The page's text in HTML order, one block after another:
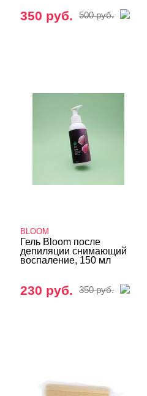
350 руб. 500 руб.
BLOOM
Гель Bloom после
депиляции снимающий
воспаление, 150 мл
230 руб. 350 руб.